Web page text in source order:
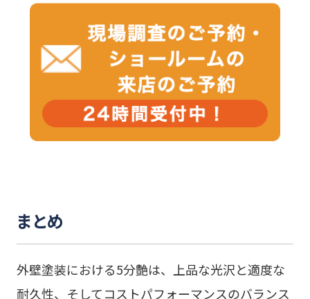
まとめ
外壁塗装における5分艶は、上品な光沢と適度な
耐久性、そしてコストパフォーマンスのバランス